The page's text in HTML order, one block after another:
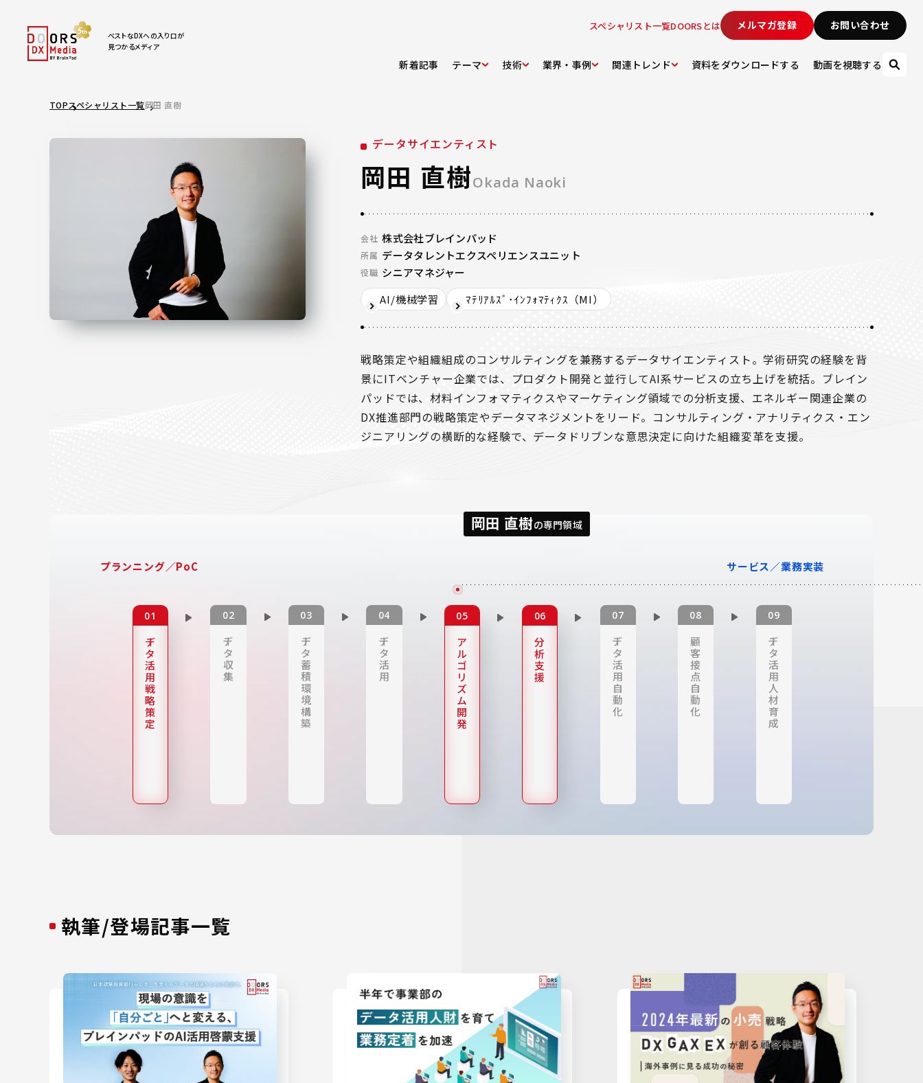
ベストなDXへの入り口が
見つかるメディア
スペシャリスト一覧DOORSとは メルマガ登録 お問い合わせ
新着記事 テーマ 技術 業界・事例 関連トレンド 資料をダウンロードする 動画を視聴する
TOPスペシャリスト一覧岡田 直樹
データサイエンティスト
岡田 直樹Okada Naoki
会社 株式会社ブレインパッド
所属 データタレントエクスペリエンスユニット
役職 シニアマネジャー
AI/機械学習
ﾏﾃﾘｱﾙｽﾞ･ｲﾝﾌｫﾏﾃｨｸｽ（MI）
戦略策定や組織組成のコンサルティングを兼務するデータサイエンティスト。学術研究の経験を背
景にITベンチャー企業では、プロダクト開発と並行してAI系サービスの立ち上げを統括。ブレイン
パッドでは、材料インフォマティクスやマーケティング領域での分析支援、エネルギー関連企業の
DX推進部門の戦略策定やデータマネジメントをリード。コンサルティング・アナリティクス・エン
ジニアリングの横断的な経験で、データドリブンな意思決定に向けた組織変革を支援。
岡田 直樹の専門領域
プランニング／PoC サービス／業務実装
デー
タ
活
用
戦
略
策
定
デー
タ
収
集
デー
タ
蓄
積
環
境
構
築
デー
タ
活
用
ア
ル
ゴ
リ
ズ
ム
開
発
分
析
支
援
デー
タ
活
用
自
動
化
顧
客
接
点
自
動
化
デー
タ
活
用
人
材
育
成
執筆/登場記事一覧